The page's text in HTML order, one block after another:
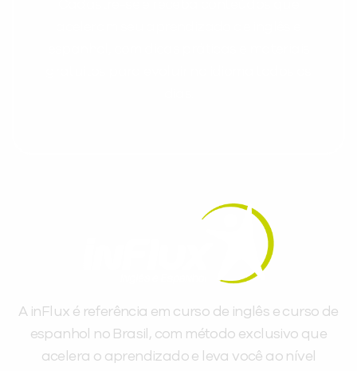
A inFlux é referência em curso de inglês e curso de
espanhol no Brasil, com método exclusivo que
acelera o aprendizado e leva você ao nível